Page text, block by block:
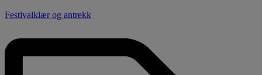
Festivalklær og antrekk